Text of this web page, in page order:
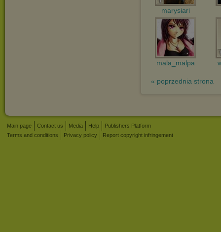
marysiari
mala_malpa
« poprzednia strona
Main page Contact us Media Help
Publishers Platform
Terms and conditions
Privacy policy Report copyright infringement